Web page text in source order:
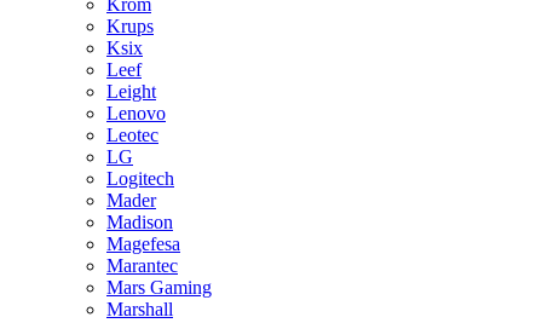
Krom
Krups
Ksix
Leef
Leight
Lenovo
Leotec
LG
Logitech
Mader
Madison
Magefesa
Marantec
Mars Gaming
Marshall